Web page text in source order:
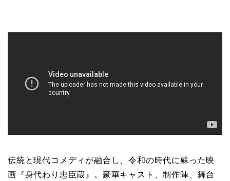
伝統と現代コメディが融合し、令和の時代に蘇った映
画『身代わり忠臣蔵』。豪華キャスト、制作陣、舞台